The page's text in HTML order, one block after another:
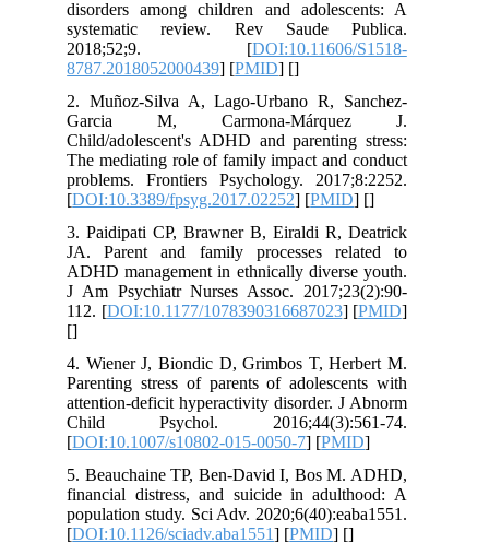
disorders among children and
systematic review. Rev Saude
2018;52;9. [
8787.2018052000439
2. Muñoz-Silva A, Lago-Urbano R,
Garcia M, Carmona-
Child/adolescent's ADHD and
The mediating role of family impact
problems. Frontiers Psychology.
[DOI:10.3389/fpsyg.2017.02252
3. Paidipati CP, Brawner B, Eiraldi R,
JA. Parent and family processes
ADHD management in ethnically
J Am Psychiatr Nurses Assoc.
112. [DOI:10.1177/1078390316687023
4. Wiener J, Biondic D, Grimbos T,
Parenting stress of parents of
attention-deficit hyperactivity disorder.
Child Psychol.
[DOI:10.1007/s10802-015-0050-7
5. Beauchaine TP, Ben-David I, Bos
financial distress, and suicide in
population study. Sci Adv.
[DOI:10.1126/sciadv.aba1551